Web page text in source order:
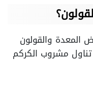
المعدة والقولون
مشروب الكركم